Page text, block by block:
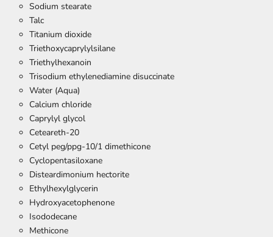
Sodium stearate
Talc
Titanium dioxide
Triethoxycaprylylsilane
Triethylhexanoin
Trisodium ethylenediamine disuccinate
Water (Aqua)
Calcium chloride
Caprylyl glycol
Ceteareth-20
Cetyl peg/ppg-10/1 dimethicone
Cyclopentasiloxane
Disteardimonium hectorite
Ethylhexylglycerin
Hydroxyacetophenone
Isododecane
Methicone